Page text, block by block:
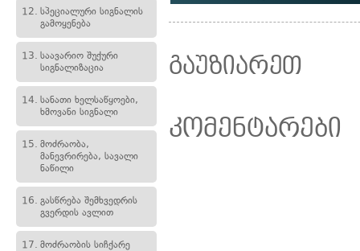
12. სპეციალური სიგნალის
გამოყენება
13. საავარიო შუქური
სიგნალიზაცია
14. სანათი ხელსაწყოები,
ხმოვანი სიგნალი
15. მოძრაობა,
მანევრირება, სავალი
ნაწილი
16. გასწრება შემხვედრის
გვერდის ავლით
17. მოძრაობის სიჩქარე
გაუზიარეთ
კომენტარები